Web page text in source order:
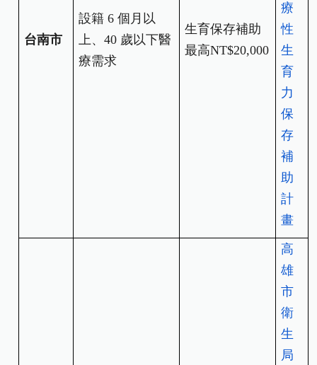
台南市
設籍 6 個月以
上、40 歲以下醫
療需求
生育保存補助
最高NT$20,000
療
性
生
育
力
保
存
補
助
計
畫
高
雄
市
衛
生
局